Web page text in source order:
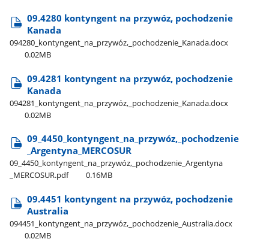
09.4280 kontyngent na przywóz, pochodzenie
Kanada
094280​_kontyngent​_na​_przywóz,​_pochodzenie​_Kanada.docx
0.02MB
09.4281 kontyngent na przywóz, pochodzenie
Kanada
094281​_kontyngent​_na​_przywóz,​_pochodzenie​_Kanada.docx
0.02MB
09​_4450​_kontyngent​_na​_przywóz,​_pochodzenie​
_Argentyna​_MERCOSUR
09​_4450​_kontyngent​_na​_przywóz,​_pochodzenie​_Argentyna​
_MERCOSUR.pdf
0.16MB
09.4451 kontyngent na przywóz, pochodzenie
Australia
094451​_kontyngent​_na​_przywóz,​_pochodzenie​_Australia.docx
0.02MB